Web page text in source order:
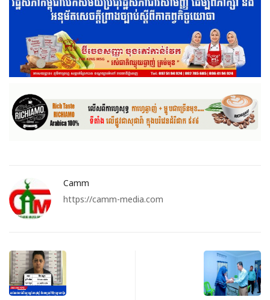
Camm
https://camm-media.com